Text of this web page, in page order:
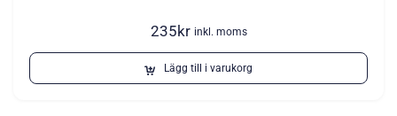
235kr inkl. moms
Lägg till i varukorg